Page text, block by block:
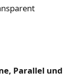
Parallel und